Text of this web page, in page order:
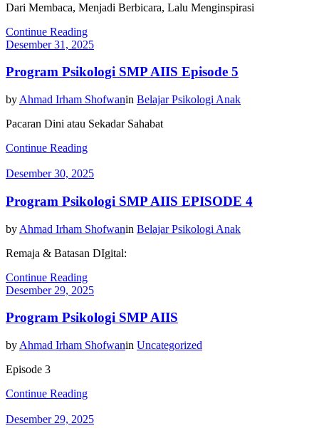
Dari Membaca, Menjadi Berbicara, Lalu Menginspirasi
Continue Reading
Desember 31, 2025
Program Psikologi SMP AIIS Episode 5
by Ahmad Irham Shofwanin Belajar Psikologi Anak
Pacaran Dini atau Sekadar Sahabat
Continue Reading
Desember 30, 2025
Program Psikologi SMP AIIS EPISODE 4
by Ahmad Irham Shofwanin Belajar Psikologi Anak
Remaja & Batasan DIgital:
Continue Reading
Desember 29, 2025
Program Psikologi SMP AIIS
by Ahmad Irham Shofwanin Uncategorized
Episode 3
Continue Reading
Desember 29, 2025